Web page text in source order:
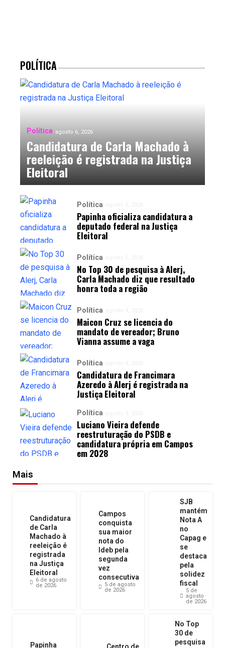
POLÍTICA
Política agosto 6, 2026
Candidatura de Carla Machado à
reeleição é registrada na Justiça
Eleitoral
Política
Papinha oficializa candidatura a
deputado federal na Justiça
Eleitoral
Política
No Top 30 de pesquisa à Alerj,
Carla Machado diz que resultado
honra toda a região
Política
Maicon Cruz se licencia do
mandato de vereador; Bruno
Vianna assume a vaga
Política
Candidatura de Francimara
Azeredo à Alerj é registrada na
Justiça Eleitoral
Política
Luciano Vieira defende
reestruturação do PSDB e
candidatura própria em Campos
em 2028
Mais
Candidatura
de Carla
Machado à
reeleição é
registrada
na Justiça
Eleitoral
6 de agosto
de 2026
Campos
conquista
sua maior
nota do
Ideb pela
segunda
vez
consecutiva
5 de agosto
de 2026
SJB
mantém
Nota A
no
Capag e
se
destaca
pela
solidez
fiscal
5 de
agosto
de 2026
Papinha
No Top
30 de
pesquisa